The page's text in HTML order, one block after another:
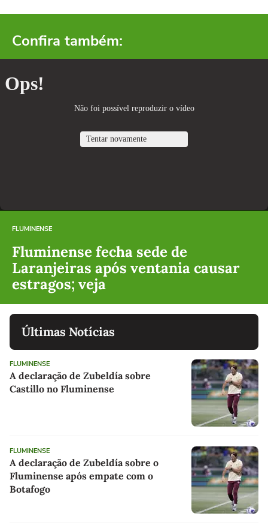
Confira também:
FLUMINENSE
Fluminense fecha sede de
Laranjeiras após ventania causar
estragos; veja
Últimas Notícias
FLUMINENSE
A declaração de Zubeldía sobre
Castillo no Fluminense
FLUMINENSE
A declaração de Zubeldía sobre o
Fluminense após empate com o
Botafogo